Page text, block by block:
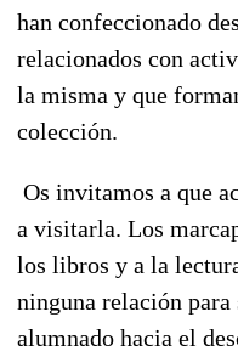
han confeccionado
relacionados con
la misma y que
colección.
Os invitamos a que
a visitarla. Los
los libros y a la
ninguna relación
alumnado hacia el